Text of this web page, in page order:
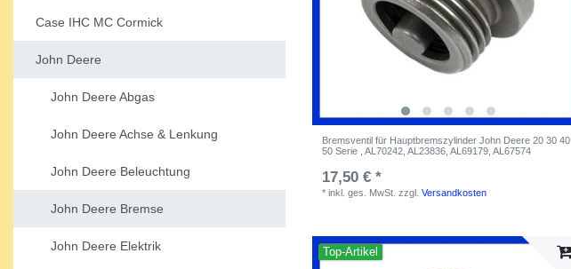
Case IHC MC Cormick
John Deere
John Deere Abgas
John Deere Achse & Lenkung
John Deere Beleuchtung
John Deere Bremse
John Deere Elektrik
Bremsventil für Hauptbremszylinder John Deere 20 30 40
50 Serie , AL70242, AL23836, AL69179, AL67574
17,50 € *
*inkl. ges. MwSt. zzgl.Versandkosten
Top-Artikel